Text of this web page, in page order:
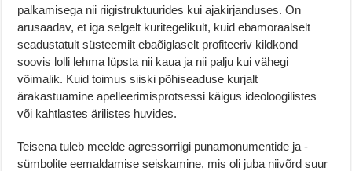
palkamisega nii riigistruktuurides kui ajakirjanduses. On
arusaadav, et iga selgelt kuritegelikult, kuid ebamoraalselt
seadustatult süsteemilt ebaõiglaselt profiteeriv kildkond
soovis lolli lehma lüpsta nii kaua ja nii palju kui vähegi
võimalik. Kuid toimus siiski põhiseaduse kurjalt
ärakastuamine apelleerimisprotsessi käigus ideoloogilistes
või kahtlastes ärilistes huvides.
Teisena tuleb meelde agressorriigi punamonumentide ja -
sümbolite eemaldamise seiskamine, mis oli juba niivõrd suur